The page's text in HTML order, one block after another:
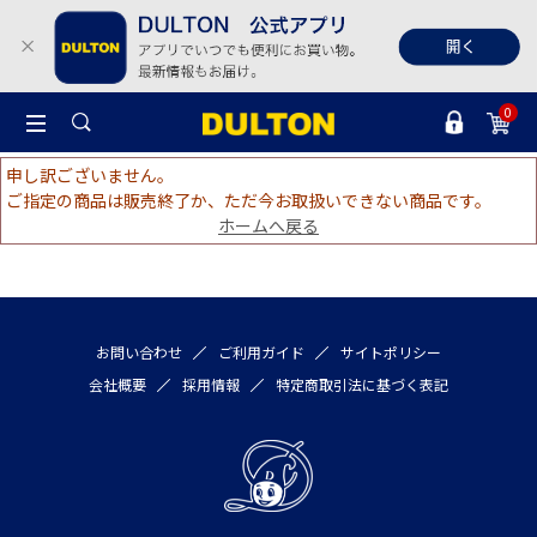
0
申し訳ございません。
ご指定の商品は販売終了か、ただ今お取扱いできない商品です。
ホームへ戻る
お問い合わせ ご利用ガイド
サイトポリシー
会社概要
採用情報 特定商取引法に基づく表記